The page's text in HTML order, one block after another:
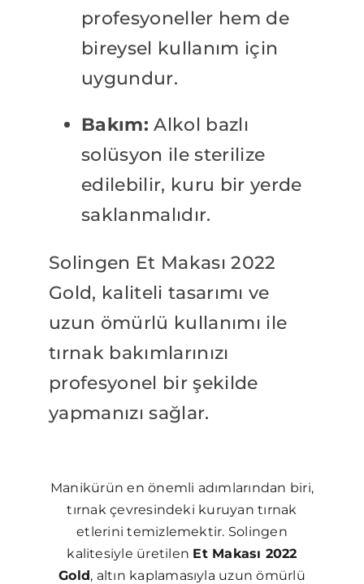
profesyoneller hem de
bireysel kullanım için
uygundur.
Bakım: Alkol bazlı
solüsyon ile sterilize
edilebilir, kuru bir yerde
saklanmalıdır.
Solingen Et Makası 2022
Gold, kaliteli tasarımı ve
uzun ömürlü kullanımı ile
tırnak bakımlarınızı
profesyonel bir şekilde
yapmanızı sağlar.
Manikürün en önemli adımlarından biri,
tırnak çevresindeki kuruyan tırnak
etlerini temizlemektir. Solingen
kalitesiyle üretilen Et Makası 2022
Gold, altın kaplamasıyla uzun ömürlü